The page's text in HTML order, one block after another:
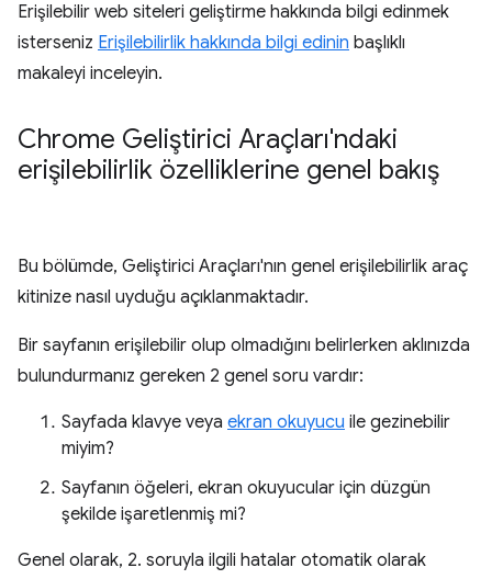
Erişilebilir web siteleri geliştirme hakkında bilgi edinmek
isterseniz Erişilebilirlik hakkında bilgi edinin başlıklı
makaleyi inceleyin.
Chrome Geliştirici Araçları'ndaki
erişilebilirlik özelliklerine genel bakış
Bu bölümde, Geliştirici Araçları'nın genel erişilebilirlik araç
kitinize nasıl uyduğu açıklanmaktadır.
Bir sayfanın erişilebilir olup olmadığını belirlerken aklınızda
bulundurmanız gereken 2 genel soru vardır:
Sayfada klavye veya ekran okuyucu ile gezinebilir
miyim?
Sayfanın öğeleri, ekran okuyucular için düzgün
şekilde işaretlenmiş mi?
Genel olarak, 2. soruyla ilgili hatalar otomatik olarak